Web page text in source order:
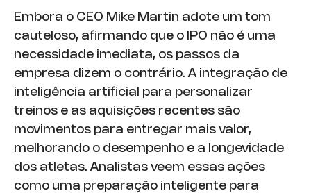
Embora o CEO Mike Martin adote um tom
cauteloso, afirmando que o IPO não é uma
necessidade imediata, os passos da
empresa dizem o contrário. A integração de
inteligência artificial para personalizar
treinos e as aquisições recentes são
movimentos para entregar mais valor,
melhorando o desempenho e a longevidade
dos atletas. Analistas veem essas ações
como uma preparação inteligente para